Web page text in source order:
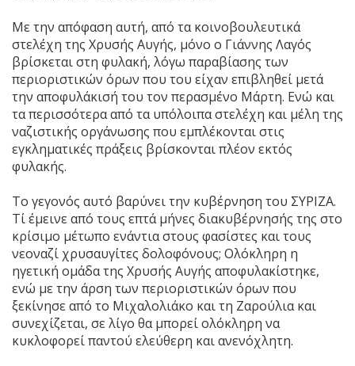
Με την απόφαση αυτή, από τα κοινοβουλευτικά
στελέχη της Χρυσής Αυγής, μόνο ο Γιάννης Λαγός
βρίσκεται στη φυλακή, λόγω παραβίασης των
περιοριστικών όρων που του είχαν επιβληθεί μετά
την αποφυλάκισή του τον περασμένο Μάρτη. Ενώ και
τα περισσότερα από τα υπόλοιπα στελέχη και μέλη της
ναζιστικής οργάνωσης που εμπλέκονται στις
εγκληματικές πράξεις βρίσκονται πλέον εκτός
φυλακής.
Το γεγονός αυτό βαρύνει την κυβέρνηση του ΣΥΡΙΖΑ.
Τί έμεινε από τους επτά μήνες διακυβέρνησής της στο
κρίσιμο μέτωπο ενάντια στους φασίστες και τους
νεοναζί χρυσαυγίτες δολοφόνους; Ολόκληρη η
ηγετική ομάδα της Χρυσής Αυγής αποφυλακίστηκε,
ενώ με την άρση των περιοριστικών όρων που
ξεκίνησε από το Μιχαλολιάκο και τη Ζαρούλια και
συνεχίζεται, σε λίγο θα μπορεί ολόκληρη να
κυκλοφορεί παντού ελεύθερη και ανενόχλητη.